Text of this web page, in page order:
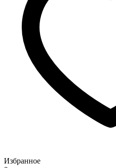
Избранное